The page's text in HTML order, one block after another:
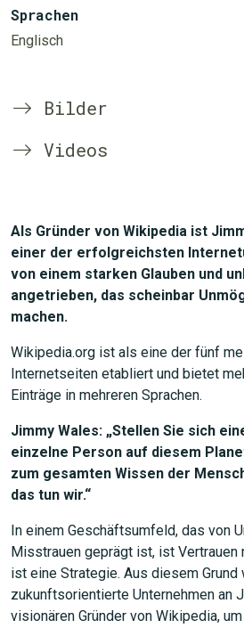
Sprachen
Englisch
Bilder
Videos
Als Gründer von Wikipedia ist
einer der erfolgreichsten
von einem starken Glauben und
angetrieben, das scheinbar
machen.
Wikipedia.org ist als eine der fünf
Internetseiten etabliert und bietet
Einträge in mehreren Sprachen.
Jimmy Wales: „Stellen Sie sich
einzelne Person auf diesem
zum gesamten Wissen der
das tun wir.“
In einem Geschäftsumfeld, das von
Misstrauen geprägt ist, ist Vertrauen
ist eine Strategie. Aus diesem Grund
zukunftsorientierte Unternehmen an
visionären Gründer von Wikipedia,